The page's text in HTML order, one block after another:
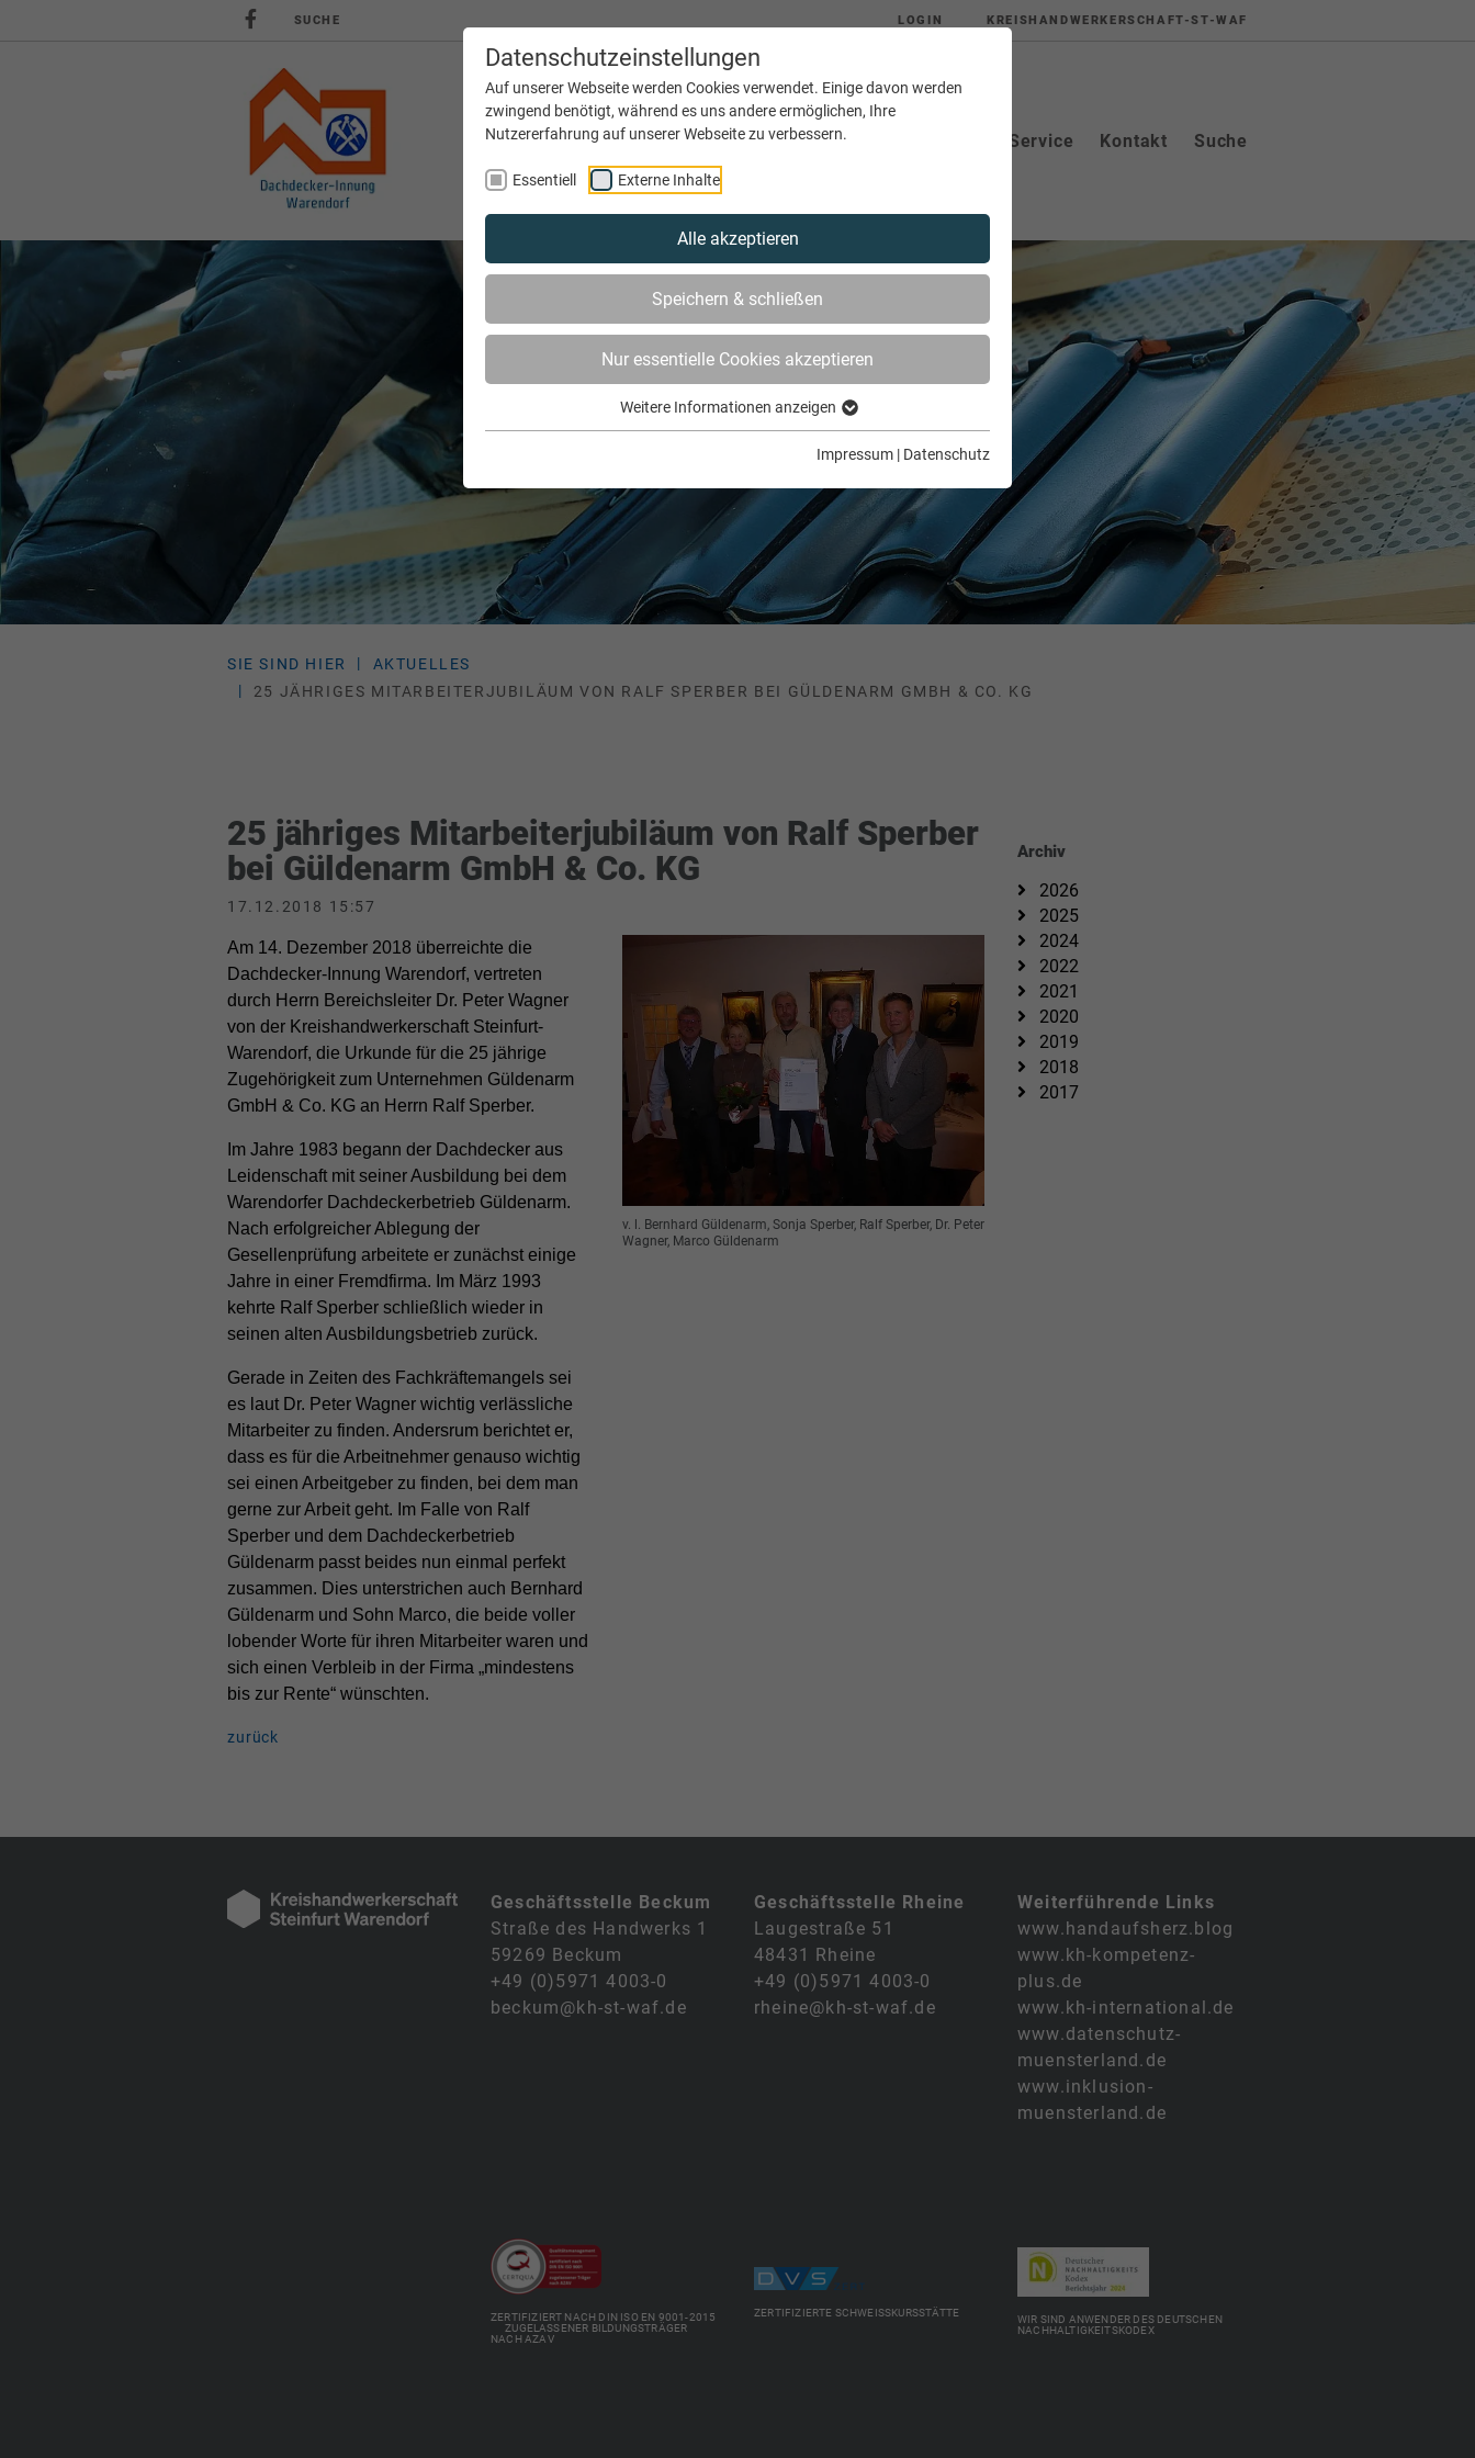
Datenschutzeinstellungen
Auf unserer Webseite werden Cookies verwendet. Einige davon werden
zwingend benötigt, während es uns andere ermöglichen, Ihre
Nutzererfahrung auf unserer Webseite zu verbessern.
Essentiell Externe Inhalte
Alle akzeptieren
Speichern & schließen
Nur essentielle Cookies akzeptieren
Weitere Informationen anzeigen
Impressum | Datenschutz
SUCHE LOGIN KREISHANDWERKERSCHAFT-ST-WAF
Aktuelles(current)
Ausbildung Service Kontakt Suche
SIE SIND HIER
AKTUELLES
25 JÄHRIGES MITARBEITERJUBILÄUM VON RALF SPERBER BEI GÜLDENARM GMBH & CO. KG
25 jähriges Mitarbeiterjubiläum von Ralf Sperber
bei Güldenarm GmbH & Co. KG
17.12.2018 15:57
Am 14. Dezember 2018 überreichte die
Dachdecker-Innung Warendorf, vertreten
durch Herrn Bereichsleiter Dr. Peter Wagner
von der Kreishandwerkerschaft Steinfurt-
Warendorf, die Urkunde für die 25 jährige
Zugehörigkeit zum Unternehmen Güldenarm
GmbH & Co. KG an Herrn Ralf Sperber.
Im Jahre 1983 begann der Dachdecker aus
Leidenschaft mit seiner Ausbildung bei dem
Warendorfer Dachdeckerbetrieb Güldenarm.
Nach erfolgreicher Ablegung der
Gesellenprüfung arbeitete er zunächst einige
Jahre in einer Fremdfirma. Im März 1993
kehrte Ralf Sperber schließlich wieder in
seinen alten Ausbildungsbetrieb zurück.
Gerade in Zeiten des Fachkräftemangels sei
es laut Dr. Peter Wagner wichtig verlässliche
Mitarbeiter zu finden. Andersrum berichtet er,
dass es für die Arbeitnehmer genauso wichtig
sei einen Arbeitgeber zu finden, bei dem man
gerne zur Arbeit geht. Im Falle von Ralf
Sperber und dem Dachdeckerbetrieb
Güldenarm passt beides nun einmal perfekt
zusammen. Dies unterstrichen auch Bernhard
Güldenarm und Sohn Marco, die beide voller
lobender Worte für ihren Mitarbeiter waren und
sich einen Verbleib in der Firma „mindestens
bis zur Rente“ wünschten.
zurück
v. l. Bernhard Güldenarm, Sonja Sperber, Ralf Sperber, Dr. Peter
Wagner, Marco Güldenarm
Archiv
2026
2025
2024
2022
2021
2020
2019
2018
2017
Geschäftsstelle Beckum
Straße des Handwerks 1
59269 Beckum
+49 (0)5971 4003-0
beckum@kh-st-waf.de
Geschäftsstelle Rheine
Laugestraße 51
48431 Rheine
+49 (0)5971 4003-0
rheine@kh-st-waf.de
Weiterführende Links
www.handaufsherz.blog
www.kh-kompetenz-
plus.de
www.kh-international.de
www.datenschutz-
muensterland.de
www.inklusion-
muensterland.de
ZERTIFIZIERT NACH DIN ISO EN 9001-2015
ZUGELASSENER BILDUNGSTRÄGER
NACH AZAV
ZERTIFIZIERTE SCHWEISSKURSSTÄTTE WIR SIND ANWENDER DES DEUTSCHEN
NACHHALTIGKEITSKODEX